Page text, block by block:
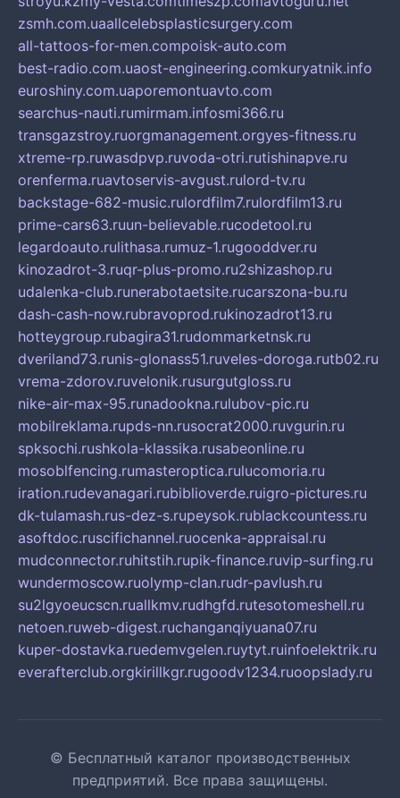
zsmh.com.uaallcelebsplasticsurgery.com
all-tattoos-for-men.compoisk-auto.com
best-radio.com.uaost-engineering.comkuryatnik.info
euroshiny.com.uaporemontuavto.com
searchus-nauti.rumirmam.infosmi366.ru
transgazstroy.ruorgmanagement.orgyes-fitness.ru
xtreme-rp.ruwasdpvp.ruvoda-otri.rutishinapve.ru
orenferma.ruavtoservis-avgust.rulord-tv.ru
backstage-682-music.rulordfilm7.rulordfilm13.ru
prime-cars63.ruun-believable.rucodetool.ru
legardoauto.rulithasa.rumuz-1.rugooddver.ru
kinozadrot-3.ruqr-plus-promo.ru2shizashop.ru
udalenka-club.runerabotaetsite.rucarszona-bu.ru
dash-cash-now.rubravoprod.rukinozadrot13.ru
hotteygroup.rubagira31.rudommarketnsk.ru
dveriland73.runis-glonass51.ruveles-doroga.rutb02.ru
vrema-zdorov.ruvelonik.rusurgutgloss.ru
nike-air-max-95.runadookna.rulubov-pic.ru
mobilreklama.rupds-nn.rusocrat2000.ruvgurin.ru
spksochi.rushkola-klassika.rusabeonline.ru
mosoblfencing.rumasteroptica.rulucomoria.ru
iration.rudevanagari.rubiblioverde.ruigro-pictures.ru
dk-tulamash.rus-dez-s.rupeysok.rublackcountess.ru
asoftdoc.ruscifichannel.ruocenka-appraisal.ru
mudconnector.ruhitstih.rupik-finance.ruvip-surfing.ru
wundermoscow.ruolymp-clan.rudr-pavlush.ru
su2lgyoeucscn.ruallkmv.rudhgfd.rutesotomeshell.ru
netoen.ruweb-digest.ruchanganqiyuana07.ru
kuper-dostavka.ruedemvgelen.ruytyt.ruinfoelektrik.ru
everafterclub.orgkirillkgr.rugoodv1234.ruoopslady.ru
© Бесплатный каталог производственных
предприятий. Все права защищены.